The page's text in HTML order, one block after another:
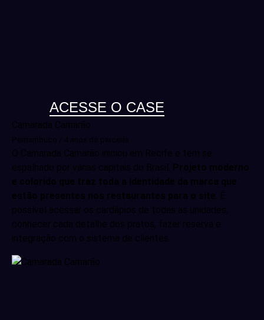
ACESSE O CASE
Camarada Camarão
Pernambuco / 4 anos de parceria
O Camarada Camarão iniciou em Recife e tem se
espalhado por várias capitais do Brasil. Projeto moderno
e colorido que traz toda a identidade da marca que
estão presentes nos restaurantes para o site . É
possível acessar os cardápios de todas as unidades,
conhecer cada detalhe dos pratos, fazer reserva e
integração com o sistema de clientes.